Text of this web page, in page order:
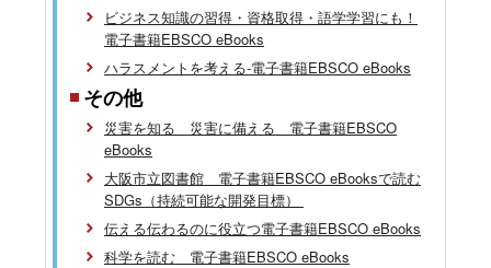
ビジネス知識の習得・資格取得・語学学習にも！
電子書籍EBSCO eBooks
ハラスメントを考える-電子書籍EBSCO eBooks
その他
災害を知る 災害に備える 電子書籍EBSCO
eBooks
大阪市立図書館 電子書籍EBSCO eBooksで読む
SDGs（持続可能な開発目標）
伝える伝わるのに役立つ電子書籍EBSCO eBooks
科学を読む 電子書籍EBSCO eBooks